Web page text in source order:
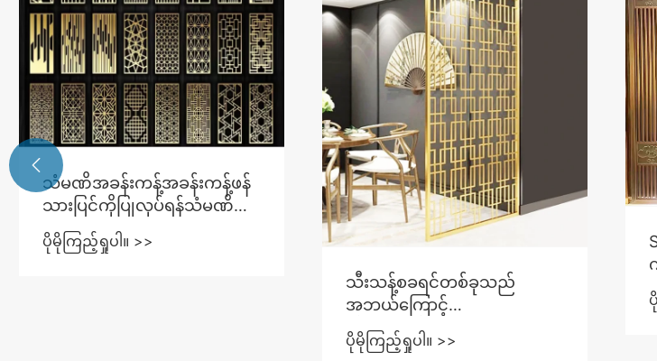
သံမဏိအခန်းကန့်အခန်းကန့်ဖန်
သားပြင်ကိုပြုလုပ်ရန်သံမဏိကို
အသုံးပြုခြင်း၏အားသာချက်
များမှာအဘယ်နည်း။
ပိုမိုကြည့်ရှုပါ။ >>
သီးသန့်စခရင်တစ်ခုသည်
အဘယ်ကြောင့်
ကိုယ်ရေးကိုယ်တာနှင့် အပြင်
အဆင်ပြဿနာများအတွက်
ပိုမိုကြည့်ရှုပါ။ >>
